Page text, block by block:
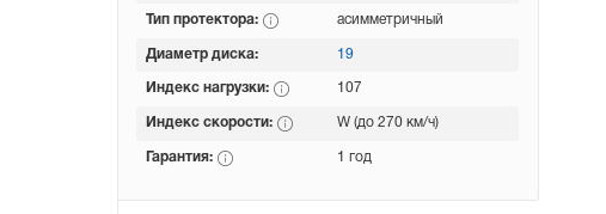
Тип протектора: асимметричный
Диаметр диска: 19
Индекс нагрузки: 107
Индекс скорости: W (до 270 км/ч)
Гарантия: 1 год